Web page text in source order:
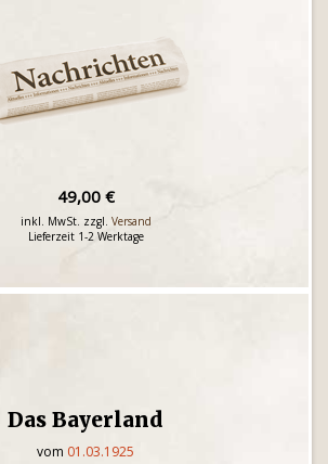
49,00 €
inkl. MwSt. zzgl. Versand
Lieferzeit 1-2 Werktage
Das Bayerland
vom 01.03.1925